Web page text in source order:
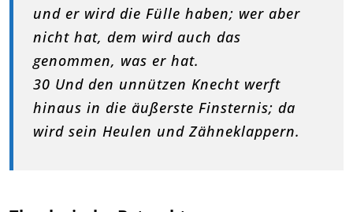
und er wird die Fülle haben; wer aber
nicht hat, dem wird auch das
genommen, was er hat.
30 Und den unnützen Knecht werft
hinaus in die äußerste Finsternis; da
wird sein Heulen und Zähneklappern.